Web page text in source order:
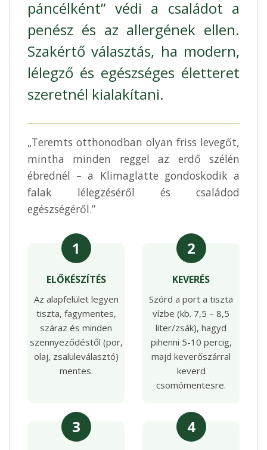
páncélként” védi a családot a
penész és az allergének ellen.
Szakértő választás, ha modern,
lélegző és egészséges életteret
szeretnél kialakítani.
„Teremts otthonodban olyan friss levegőt,
mintha minden reggel az erdő szélén
ébrednél – a Klimaglatte gondoskodik a
falak lélegzéséről és családod
egészségéről.”
1
ELŐKÉSZÍTÉS
Az alapfelület legyen
tiszta, fagymentes,
száraz és minden
szennyeződéstől (por,
olaj, zsaluleválasztó)
mentes.
2
KEVERÉS
Szórd a port a tiszta
vízbe (kb. 7,5 – 8,5
liter/zsák), hagyd
pihenni 5-10 percig,
majd keverőszárral
keverd
csomómentesre.
3 4